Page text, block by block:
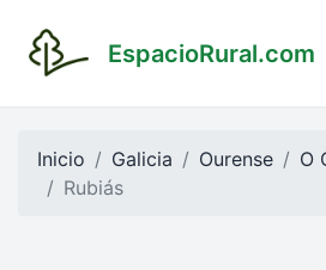
EspacioRural.com
Inicio Galicia Ourense O
Rubiás